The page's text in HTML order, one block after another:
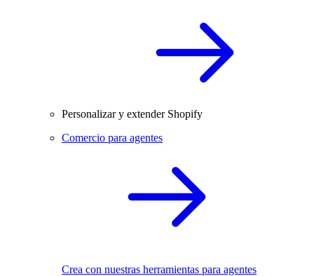
Personalizar y extender Shopify
Comercio para agentes
Crea con nuestras herramientas para agentes